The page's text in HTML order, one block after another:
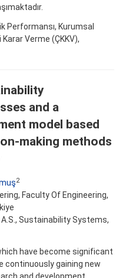
Performansı, Kurumsal
Verme (ÇKKV),
and a
model based
making methods
2
Faculty Of Engineering,
Sustainability Systems,
have become significant
continuously gaining new